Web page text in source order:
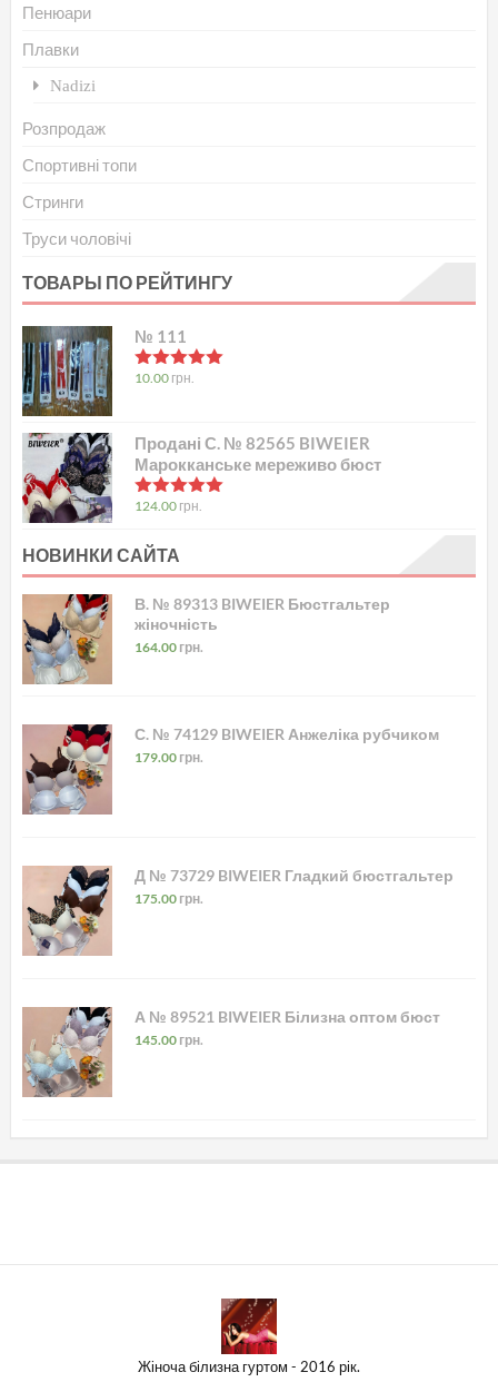
Пенюари
Плавки
Nadizi
Розпродаж
Спортивні топи
Стринги
Труси чоловічі
ТОВАРЫ ПО РЕЙТИНГУ
№ 111
в 5.00 з 5
10.00 грн.
Продані С. № 82565 BIWEIER
Марокканське мереживо бюст
в 5.00з 5
124.00 грн.
НОВИНКИ САЙТА
В. № 89313 BIWEIER Бюстгальтер
жіночність
164.00 грн.
С. № 74129 BIWEIER Анжеліка рубчиком
179.00 грн.
Д № 73729 BIWEIER Гладкий бюстгальтер
175.00 грн.
А № 89521 BIWEIER Білизна оптом бюст
145.00 грн.
Жіноча білизна гуртом - 2016 рік.